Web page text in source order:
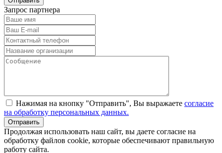
Запрос партнера
Нажимая на кнопку "Отправить", Вы выражаете согласие
на обработку персональных данных.
Продолжая использовать наш сайт, вы даете согласие на
обработку файлов cookie, которые обеспечивают правильную
работу сайта.